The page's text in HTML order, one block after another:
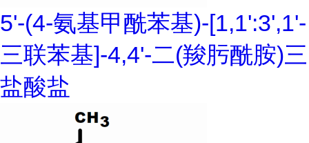
5'-(4-氨基甲酰苯基)-[1,1':3',1'-
三联苯基]-4,4'-二(羧肟酰胺)三
盐酸盐